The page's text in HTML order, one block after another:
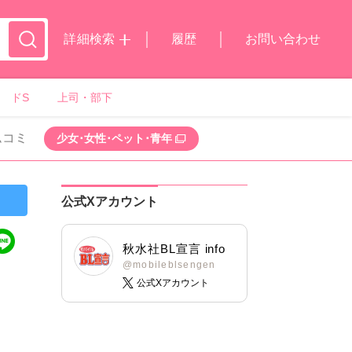
詳細検索
履歴 お問い合わせ
ドS 上司・部下
ミ 少女･女性･ペット･青年
公式Xアカウント
秋水社BL宣言 info
@mobileblsengen
公式Xアカウント